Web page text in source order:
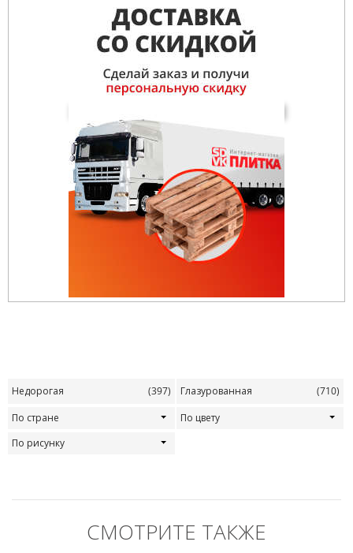
Недорогая (397) Глазурованная
(710)
По стране
По цвету
По рисунку
СМОТРИТЕ ТАКЖЕ